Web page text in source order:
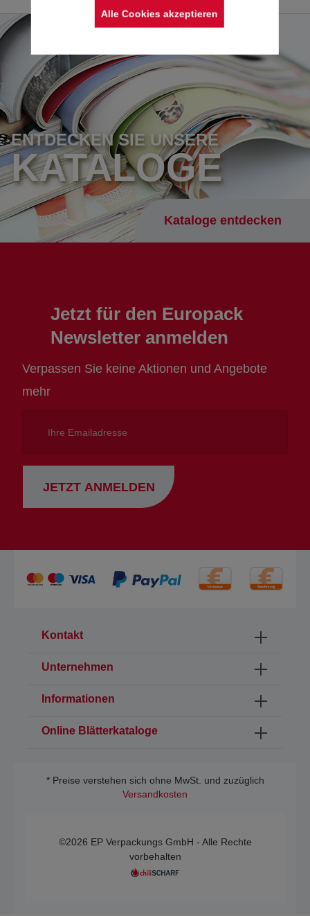
ENTDECKEN SIE UNSERE
KATALOGE
Kataloge entdecken
Jetzt für den Europack
Newsletter anmelden
Verpassen Sie keine Aktionen und Angebote
mehr
Emailadresse
JETZT ANMELDEN
Kontakt
Unternehmen
Informationen
Online Blätterkataloge
* Preise verstehen sich ohne MwSt. und zuzüglich
Versandkosten
©2026 EP Verpackungs GmbH - Alle Rechte
vorbehalten
Alle Cookies akzeptieren